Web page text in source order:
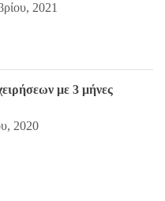
2021
με 3 μήνες
2020